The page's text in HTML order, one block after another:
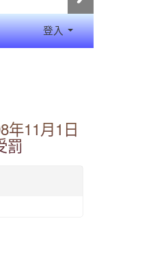
登入
年11月1日
罰